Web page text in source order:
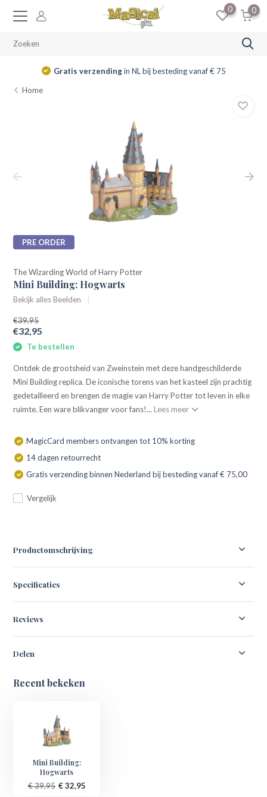
0 0
Gratis verzendingin NL bij besteding vanaf € 75
Home
PRE ORDER
The Wizarding World of Harry Potter
Mini Building: Hogwarts
Bekijk alles Beelden
€39,95
€32,95
Te bestellen
Ontdek de grootsheid van Zweinstein met deze handgeschilderde
Mini Building replica. De iconische torens van het kasteel zijn prachtig
gedetailleerd en brengen de magie van Harry Potter tot leven in elke
ruimte. Een ware blikvanger voor fans!... Lees meer
MagicCard members ontvangen tot 10% korting
14 dagen retourrecht
Gratis verzending binnen Nederland bij besteding vanaf € 75,00
Vergelijk
Productomschrijving
Specificaties
Reviews
Delen
Recent bekeken
Mini Building:
Hogwarts
€ 39,95 € 32,95